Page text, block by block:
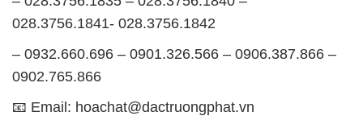
028.3756.1841- 028.3756.1842
– 0932.660.696 – 0901.326.566 – 0906.387.866 –
0902.765.866
📧 Email: hoachat@dactruongphat.vn